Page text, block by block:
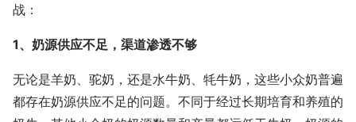
战：
1、奶源供应不足，渠道渗透不够
无论是羊奶、驼奶，还是水牛奶、牦牛奶，这些小众奶普遍
都存在奶源供应不足的问题。不同于经过长期培育和养殖的